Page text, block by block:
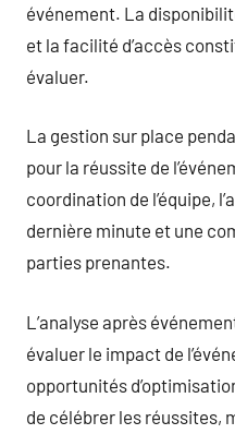
événement. La
et la facilité d’accès
évaluer.
La gestion sur place
pour la réussite de
coordination de l’équipe,
dernière minute et une
parties prenantes.
L’analyse après
évaluer le impact de
opportunités
de célébrer les réussites,